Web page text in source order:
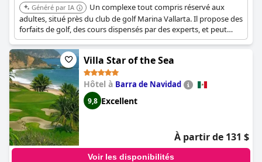
Généré par IA
Un complexe tout compris réservé aux
adultes, situé près du club de golf Marina Vallarta. Il propose des
forfaits de golf, des cours dispensés par des experts, et peut
organiser des heures de départ et des tournois privés. Il offre
une expérience de vacances de golf luxueuse et relaxante.
Villa Star of the Sea
Hôtel à Barra de Navidad
9,8 Excellent
À partir de 131 $
Voir les disponibilités